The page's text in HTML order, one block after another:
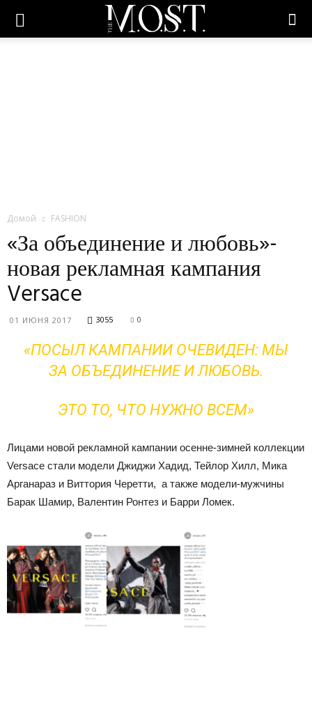
Домой FASHION
«За объединение и любовь»-
новая рекламная кампания
Versace
01 ИЮНЯ 2017 3055 0
«ПОСЫЛ КАМПАНИИ ОЧЕВИДЕН: МЫ
ЗА ОБЪЕДИНЕНИЕ И ЛЮБОВЬ.
ЭТО ТО, ЧТО НУЖНО ВСЕМ»
Лицами новой рекламной кампании осенне-зимней коллекции
Versace стали модели Джиджи Хадид, Тейлор Хилл, Мика
Арганараз и Виттория Черетти, а также модели-мужчины
Барак Шамир, Валентин Ронтез и Барри Ломек.